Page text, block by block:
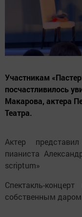
Участникам
посчастливилось
Макарова, актера
Театра.
Актер
пианиста
scriptum»
Спектакль-
собственным